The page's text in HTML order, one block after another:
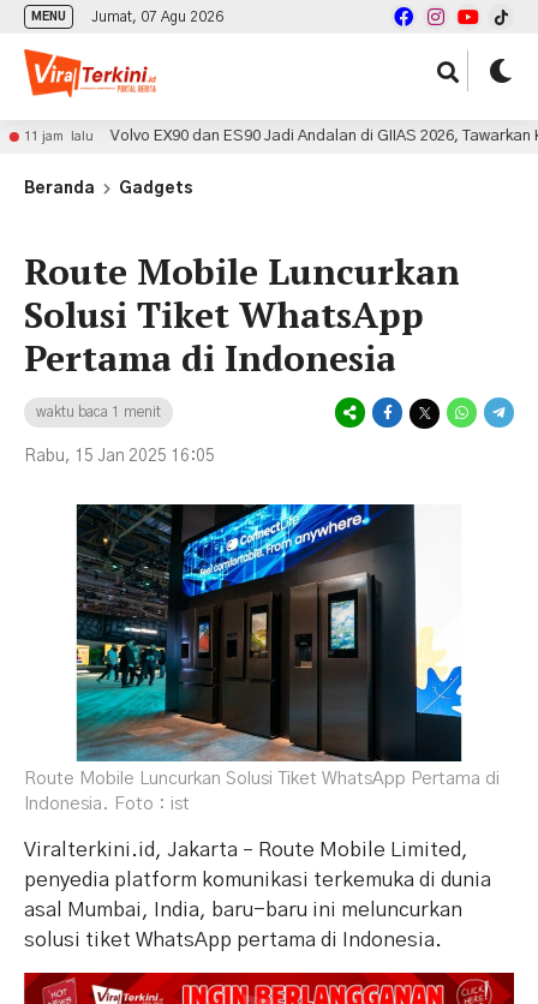
MENU Jumat, 07 Agu 2026
lalu Volvo EX90 dan ES90 Jadi Andalan di GIIAS 2026, Tawarkan
Beranda Gadgets
Route Mobile Luncurkan
Solusi Tiket WhatsApp
Pertama di Indonesia
waktu baca 1 menit
Rabu, 15 Jan 2025 16:05
Route Mobile Luncurkan Solusi Tiket WhatsApp Pertama di
Indonesia. Foto : ist
Viralterkini.id, Jakarta – Route Mobile Limited,
penyedia platform komunikasi terkemuka di dunia
asal Mumbai, India, baru-baru ini meluncurkan
solusi tiket WhatsApp pertama di Indonesia.